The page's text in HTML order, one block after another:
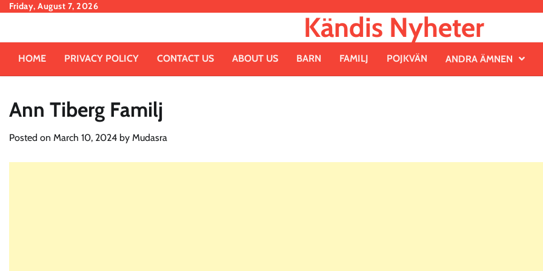
SkipFriday, August 7, 2026
Kändis Nyheter
HOME PRIVACY POLICY CONTACT US ABOUT US BARN FAMILJ POJKVÄN ANDRA ÄMNEN
Ann Tiberg Familj
Posted on March 10, 2024 by Mudasra